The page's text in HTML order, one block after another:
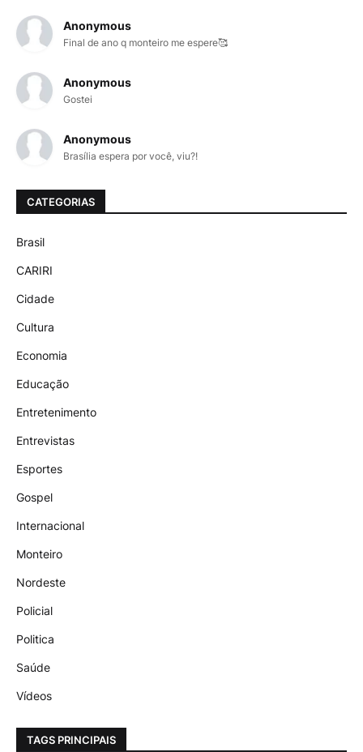
Anonymous
Final de ano q monteiro me espere🥰
Anonymous
Gostei
Anonymous
Brasília espera por você, viu?!
CATEGORIAS
Brasil
CARIRI
Cidade
Cultura
Economia
Educação
Entretenimento
Entrevistas
Esportes
Gospel
Internacional
Monteiro
Nordeste
Policial
Politica
Saúde
Vídeos
TAGS PRINCIPAIS